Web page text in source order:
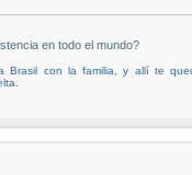
en todo el mundo?
Brasil con la familia, y allí te